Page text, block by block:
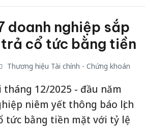
doanh nghiệp sắp
cổ tức bằng tiền
Thương hiệu Tài chính - Chứng khoán
12/2025 - đầu năm
niêm yết thông báo lịch
tức bằng tiền mặt với tỷ lệ